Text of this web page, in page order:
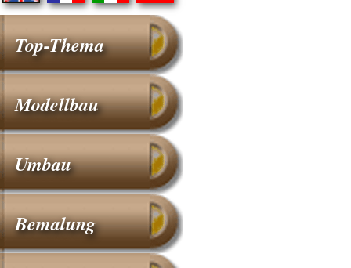
Top-Thema
Modellbau
Umbau
Bemalung